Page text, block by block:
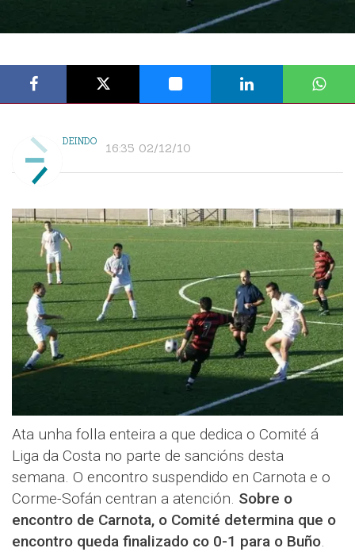
DEINDO 16:35 02/12/10
Ata unha folla enteira a que dedica o Comité á
Liga da Costa no parte de sancións desta
semana. O encontro suspendido en Carnota e o
Corme-Sofán centran a atención. Sobre o
encontro de Carnota, o Comité determina que o
encontro queda finalizado co 0-1 para o Buño.